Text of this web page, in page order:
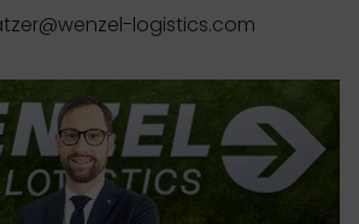
logistics.com